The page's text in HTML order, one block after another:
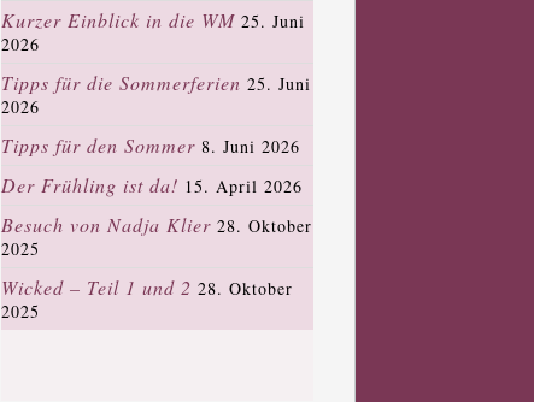
Kurzer Einblick in die WM 25. Juni
2026
Tipps für die Sommerferien 25. Juni
2026
Tipps für den Sommer 8. Juni 2026
Der Frühling ist da! 15. April 2026
Besuch von Nadja Klier 28. Oktober
2025
Wicked – Teil 1 und 2 28. Oktober
2025